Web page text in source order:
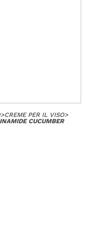
>CREME PER IL VISO>
CUCUMBER